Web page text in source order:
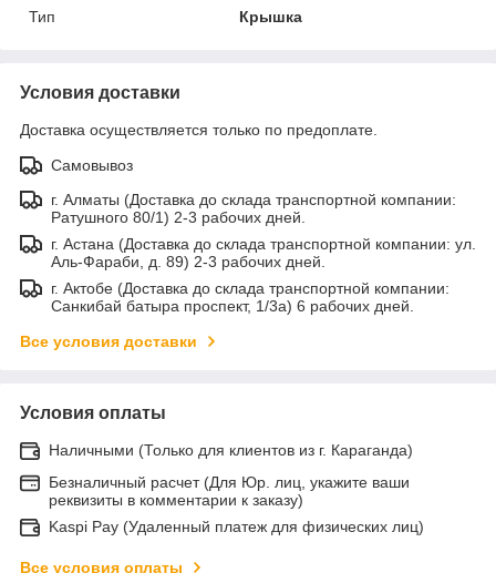
Тип
Крышка
Условия доставки
Доставка осуществляется только по предоплате.
Самовывоз
г. Алматы (Доставка до склада транспортной компании:
Ратушного 80/1) 2-3 рабочих дней.
г. Астана (Доставка до склада транспортной компании: ул.
Аль-Фараби, д. 89) 2-3 рабочих дней.
г. Актобе (Доставка до склада транспортной компании:
Санкибай батыра проспект, 1/3а) 6 рабочих дней.
Все условия доставки
Условия оплаты
Наличными (Только для клиентов из г. Караганда)
Безналичный расчет (Для Юр. лиц, укажите ваши
реквизиты в комментарии к заказу)
Kaspi Pay (Удаленный платеж для физических лиц)
Все условия оплаты